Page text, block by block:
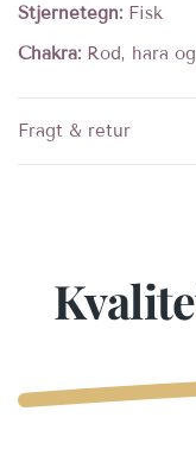
Stjernetegn: Fisk
Chakra: Rod, hara
Fragt & retur